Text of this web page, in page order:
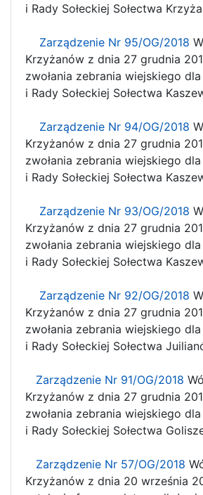
i Rady Sołeckiej Sołectwa
Zarządzenie Nr 95/OG/2018
Krzyżanów z dnia 27 grudnia
zwołania zebrania wiejskiego
i Rady Sołeckiej Sołectwa
Zarządzenie Nr 94/OG/2018
Krzyżanów z dnia 27 grudnia
zwołania zebrania wiejskiego
i Rady Sołeckiej Sołectwa
Zarządzenie Nr 93/OG/2018
Krzyżanów z dnia 27 grudnia
zwołania zebrania wiejskiego
i Rady Sołeckiej Sołectwa
Zarządzenie Nr 92/OG/2018
Krzyżanów z dnia 27 grudnia
zwołania zebrania wiejskiego
i Rady Sołeckiej Sołectwa
Zarządzenie Nr 91/OG/2018
Krzyżanów z dnia 27 grudnia
zwołania zebrania wiejskiego
i Rady Sołeckiej Sołectwa
Zarządzenie Nr 57/OG/2018
Krzyżanów z dnia 20 września